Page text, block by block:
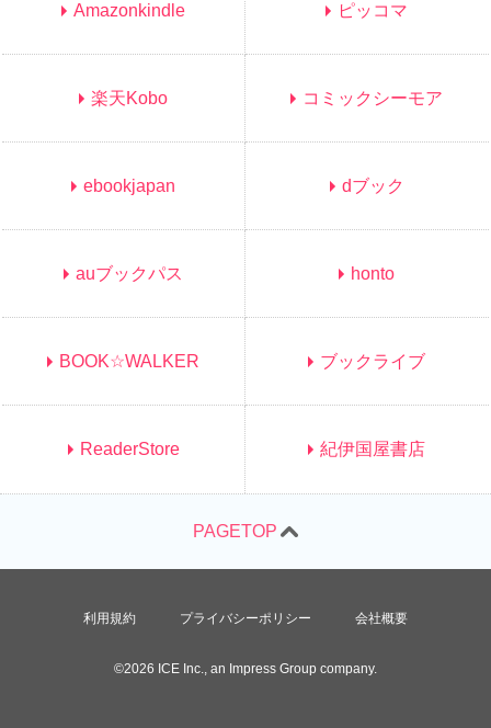
Amazonkindle ピッコマ
楽天Kobo コミックシーモア
ebookjapan dブック
auブックパス honto
BOOK☆WALKER ブックライブ
ReaderStore 紀伊国屋書店
利用規約 プライバシーポリシー 会社概要
©2026 ICE Inc., an Impress Group company.